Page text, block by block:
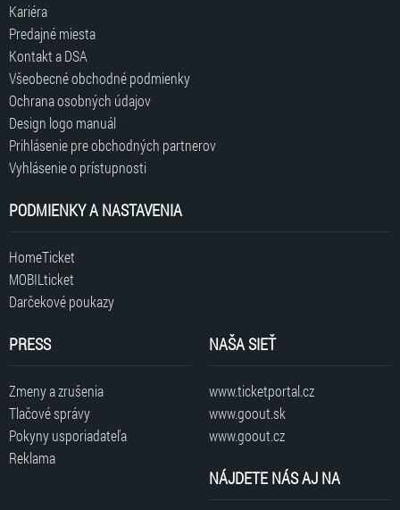
Kariéra
Predajné miesta
Kontakt a DSA
Všeobecné obchodné podmienky
Ochrana osobných údajov
Design logo manuál
Prihlásenie pre obchodných partnerov
Vyhlásenie o prístupnosti
PODMIENKY A NASTAVENIA
HomeTicket
MOBILticket
Darčekové poukazy
PRESS
Zmeny a zrušenia
Tlačové správy
Pokyny usporiadateľa
Reklama
NAŠA SIEŤ
www.ticketportal.cz
www.goout.sk
www.goout.cz
NÁJDETE NÁS AJ NA